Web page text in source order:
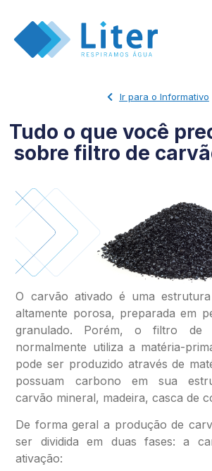
Ir para o Informativo
Tudo o que você
sobre filtro de
O carvão ativado é uma
altamente porosa, preparada em
granulado. Porém, o filtro de
normalmente utiliza a matéria-
pode ser produzido através de
possuam carbono em sua
carvão mineral, madeira, casca de
De forma geral a produção de
ser dividida em duas fases: a
ativação: